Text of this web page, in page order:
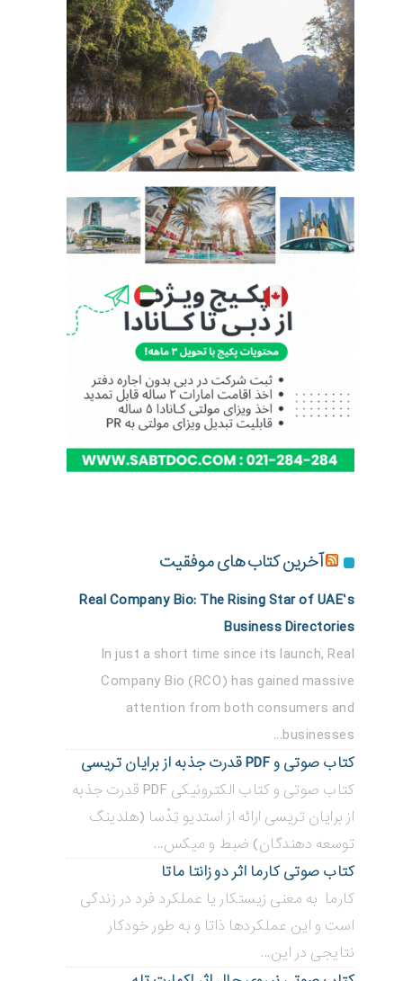
آخرین کتاب های موفقیت
Real Company Bio: The Rising Star of UAE’s
Business Directories
In just a short time since its launch, Real
Company Bio (RCO) has gained massive
attention from both consumers and
businesses...
کتاب صوتی و PDF قدرت جذبه از برایان تریسی
کتاب صوتی و کتاب الکترونیکی PDF قدرت جذبه
از برایان تریسی ارائه از استدیو تِدْسا (هلدینگ
توسعه دهندگان) ضبط و میکس...
کتاب صوتی کارما اثر دو زانتا ماتا
کارما به معنی زیستکار یا عملکرد فرد در زندگی
است و این عملکردها ذاتا و به طور خودکار
نتایجی در این...